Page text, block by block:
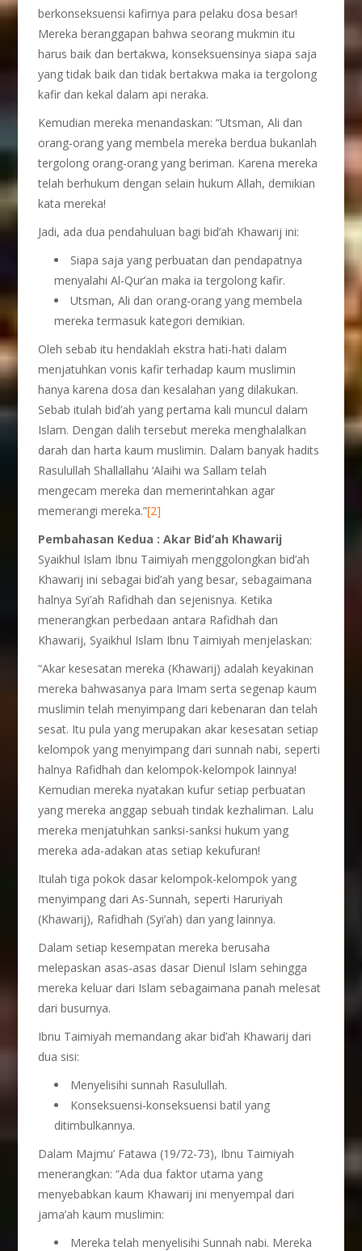
berkonseksuensi kafirnya para pelaku dosa besar!
Mereka beranggapan bahwa seorang mukmin itu
harus baik dan bertakwa, konseksuensinya siapa saja
yang tidak baik dan tidak bertakwa maka ia tergolong
kafir dan kekal dalam api neraka.
Kemudian mereka menandaskan: “Utsman, Ali dan
orang-orang yang membela mereka berdua bukanlah
tergolong orang-orang yang beriman. Karena mereka
telah berhukum dengan selain hukum Allah, demikian
kata mereka!
Jadi, ada dua pendahuluan bagi bid’ah Khawarij ini:
Siapa saja yang perbuatan dan pendapatnya
menyalahi Al-Qur’an maka ia tergolong kafir.
Utsman, Ali dan orang-orang yang membela
mereka termasuk kategori demikian.
Oleh sebab itu hendaklah ekstra hati-hati dalam
menjatuhkan vonis kafir terhadap kaum muslimin
hanya karena dosa dan kesalahan yang dilakukan.
Sebab itulah bid’ah yang pertama kali muncul dalam
Islam. Dengan dalih tersebut mereka menghalalkan
darah dan harta kaum muslimin. Dalam banyak hadits
Rasulullah Shallallahu ‘Alaihi wa Sallam telah
mengecam mereka dan memerintahkan agar
memerangi mereka.”[2]
Pembahasan Kedua : Akar Bid’ah Khawarij
Syaikhul Islam Ibnu Taimiyah menggolongkan bid’ah
Khawarij ini sebagai bid’ah yang besar, sebagaimana
halnya Syi’ah Rafidhah dan sejenisnya. Ketika
menerangkan perbedaan antara Rafidhah dan
Khawarij, Syaikhul Islam Ibnu Taimiyah menjelaskan:
“Akar kesesatan mereka (Khawarij) adalah keyakinan
mereka bahwasanya para Imam serta segenap kaum
muslimin telah menyimpang dari kebenaran dan telah
sesat. Itu pula yang merupakan akar kesesatan setiap
kelompok yang menyimpang dari sunnah nabi, seperti
halnya Rafidhah dan kelompok-kelompok lainnya!
Kemudian mereka nyatakan kufur setiap perbuatan
yang mereka anggap sebuah tindak kezhaliman. Lalu
mereka menjatuhkan sanksi-sanksi hukum yang
mereka ada-adakan atas setiap kekufuran!
Itulah tiga pokok dasar kelompok-kelompok yang
menyimpang dari As-Sunnah, seperti Haruriyah
(Khawarij), Rafidhah (Syi’ah) dan yang lainnya.
Dalam setiap kesempatan mereka berusaha
melepaskan asas-asas dasar Dienul Islam sehingga
mereka keluar dari Islam sebagaimana panah melesat
dari busurnya.
Ibnu Taimiyah memandang akar bid’ah Khawarij dari
dua sisi:
Menyelisihi sunnah Rasulullah.
Konseksuensi-konseksuensi batil yang
ditimbulkannya.
Dalam Majmu’ Fatawa (19/72-73), Ibnu Taimiyah
menerangkan: “Ada dua faktor utama yang
menyebabkan kaum Khawarij ini menyempal dari
jama’ah kaum muslimin:
Mereka telah menyelisihi Sunnah nabi. Mereka